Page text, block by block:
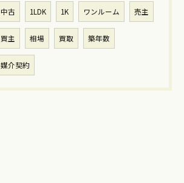
中古 1LDK 1K ワンルーム 売主
買主 相場 買取 築年数
媒介契約